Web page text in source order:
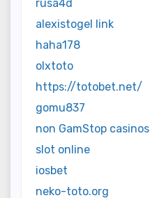
rusa4d
alexistogel link
haha178
olxtoto
https://totobet.net/
gomu837
non GamStop casinos
slot online
iosbet
neko-toto.org